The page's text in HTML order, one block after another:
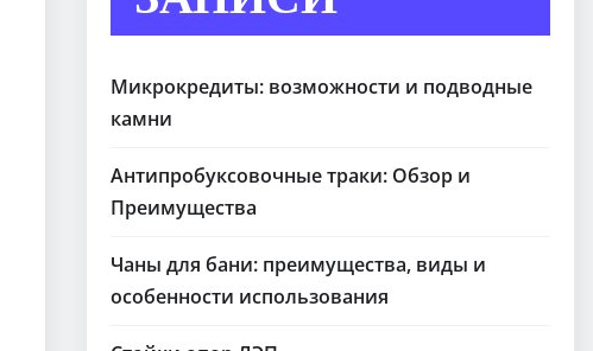
Микрокредиты: возможности и подводные
камни
Антипробуксовочные траки: Обзор и
Преимущества
Чаны для бани: преимущества, виды и
особенности использования